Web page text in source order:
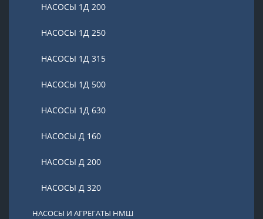
НАСОСЫ 1Д 200
НАСОСЫ 1Д 250
НАСОСЫ 1Д 315
НАСОСЫ 1Д 500
НАСОСЫ 1Д 630
НАСОСЫ Д 160
НАСОСЫ Д 200
НАСОСЫ Д 320
НАСОСЫ И АГРЕГАТЫ НМШ